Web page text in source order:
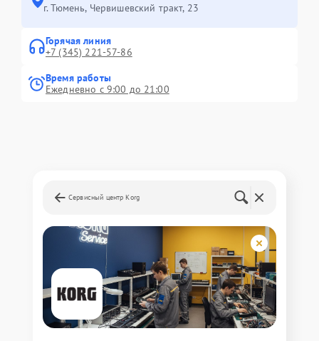
г. Тюмень, ​Червишевский тракт, 23
Горячая линия
+7 (345) 221-57-86
Время работы
Ежедневно с 9:00 до 21:00
Сервисный центр Korg